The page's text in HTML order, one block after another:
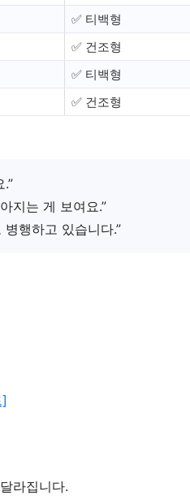
✅ 티백형
✅ 건조형
✅ 티백형
✅ 건조형
지는 게 보여요.”
행하고 있습니다.”
라집니다.